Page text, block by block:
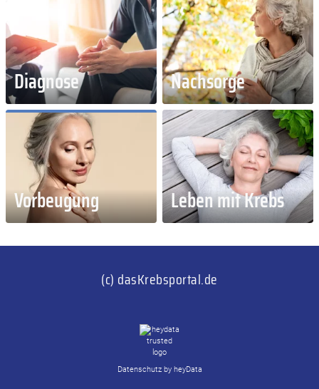
Diagnose Nachsorge
Vorbeugung Leben mit Krebs
(c) dasKrebsportal.de
Datenschutz by heyData